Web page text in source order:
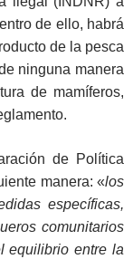
de ello, habrá
de la pesca
ninguna manera
de mamíferos,
de Política
manera: «los
específicas,
comunitarios
equilibrio entre la